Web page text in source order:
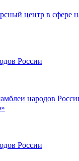
центр в сфере
России
народов
России